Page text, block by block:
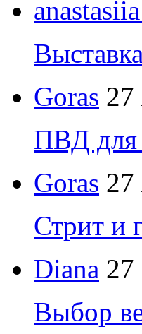
Goras 27
ПВД для
Goras 27
Стрит и
Diana 27
Выбор